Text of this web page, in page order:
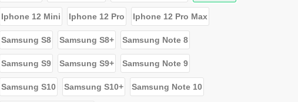
Iphone 12 Mini Iphone 12 Pro Iphone 12 Pro Max
Samsung S8 Samsung S8+ Samsung Note 8
Samsung S9 Samsung S9+ Samsung Note 9
Samsung S10 Samsung S10+ Samsung Note 10